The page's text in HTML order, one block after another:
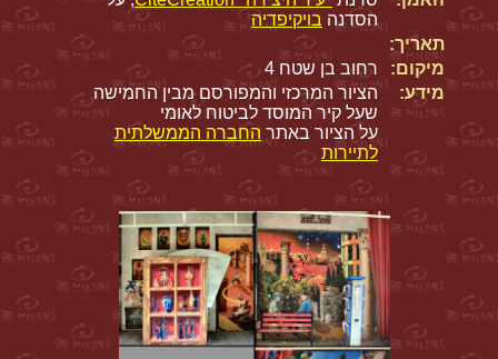
הסדנה בויקיפדיה
תאריך:
מיקום:
רחוב בן שטח 4
מידע:
הציור המרכזי והמפורסם מבין החמישה
שעל קיר המוסד לביטוח לאומי
על הציור באתר החברה הממשלתית
לתיירות